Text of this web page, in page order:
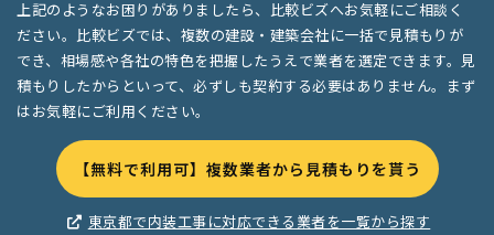
上記のようなお困りがありましたら、比較ビズへお気軽にご相談く
ださい。比較ビズでは、複数の建設・建築会社に一括で見積もりが
でき、相場感や各社の特色を把握したうえで業者を選定できます。見
積もりしたからといって、必ずしも契約する必要はありません。まず
はお気軽にご利用ください。
【無料で利用可】複数業者から見積もりを貰う
東京都で内装工事に対応できる業者を一覧から探す